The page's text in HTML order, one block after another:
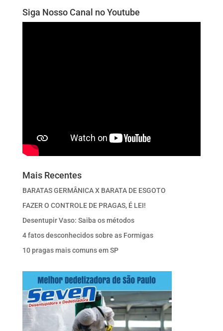
Siga Nosso Canal no Youtube
Mais Recentes
BARATAS GERMÂNICA X BARATA DE ESGOTO
FAZER O CONTROLE DE PRAGAS, É LEI!
Desentupir Vaso: Saiba os métodos
4 fatos desconhecidos sobre as Formigas
10 pragas mais comuns em SP